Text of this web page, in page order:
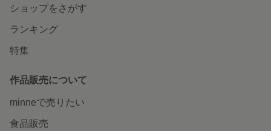
ショップをさがす
ランキング
特集
作品販売について
minneで売りたい
食品販売